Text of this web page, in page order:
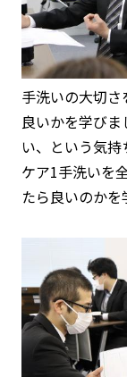
手洗いの大切
良いかを学び
い、という気
ケア1手洗いを
たら良いのかを